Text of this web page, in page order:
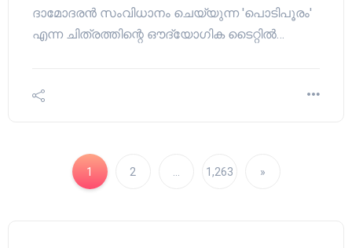
ദാമോദരൻ സംവിധാനം ചെയ്യുന്ന 'പൊടിപൂരം'
എന്ന ചിത്രത്തിന്റെ ഔദ്യോഗിക ടൈറ്റിൽ…
1 2 1,263 »